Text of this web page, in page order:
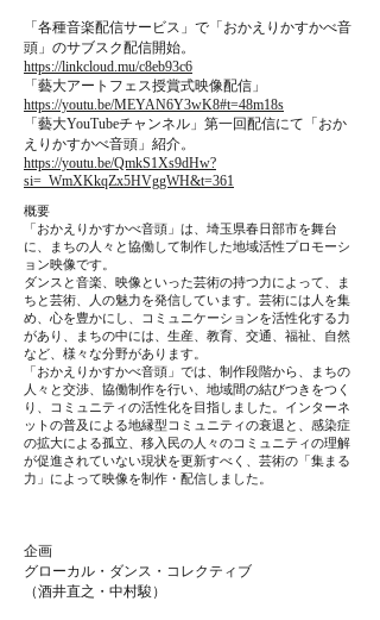
「各種音楽配信サービス」で「おかえりかすかべ音
頭」のサブスク配信開始。
https://linkcloud.mu/c8eb93c6
「藝大アートフェス​授賞式映像配信」
https://youtu.be/MEYAN6Y3wK8#t=48m18s
「藝大YouTubeチャンネル」第一回配信にて「おか
えりかすかべ音頭」紹介。
https://youtu.be/QmkS1Xs9dHw?
si=_WmXKkqZx5HVggWH&t=361
概要
「おかえりかすかべ音頭」は、埼玉県春日部市を舞台
に、まちの人々と協働して制作した地域活性プロモーシ
ョン映像です。
ダンスと音楽、映像といった芸術の持つ力によって、ま
ちと芸術、人の魅力を発信しています。芸術には人を集
め、心を豊かにし、コミュニケーションを活性化する力
があり、まちの中には、生産、教育、交通、福祉、自然
など、様々な分野があります。
「おかえりかすかべ音頭」では、制作段階から、まちの
人々と交渉、協働制作を行い、地域間の結びつきをつく
り、コミュニティの活性化を目指しました。インターネ
ットの普及による地縁型コミュニティの衰退と、感染症
の拡大による孤立、移入民の人々のコミュニティの理解
が促進されていない現状を更新すべく、芸術の「集まる
力」によって映像を制作・配信しました。
企画
グローカル・ダンス・コレクティブ
（酒井直之・中村駿）